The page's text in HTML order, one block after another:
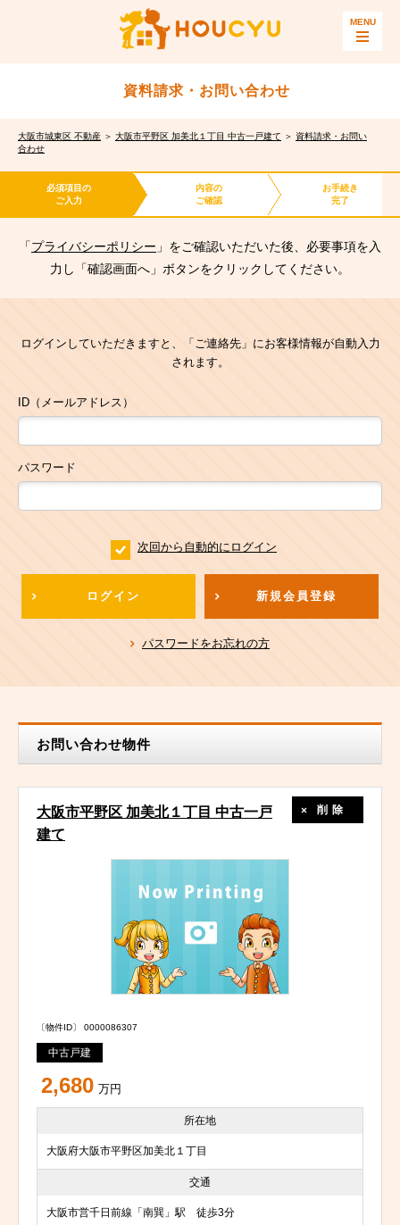
資料請求・お問い合わせ
大阪市城東区 不動産 ＞ 大阪市平野区 加美北１丁目 中古一戸建て ＞ 資料請求・お問い
合わせ
必須項目の
ご入力
内容の
ご確認
お手続き
完了
「プライバシーポリシー 」をご確認いただいた後、必要事項を入
力し「確認画面へ」ボタンをクリックしてください。
ログインしていただきますと、「ご連絡先」にお客様情報が自動入力
されます。
ID（メールアドレス）
パスワード
次回から自動的にログイン
ログイン 新規会員登録
パスワードをお忘れの方
お問い合わせ物件
大阪市平野区 加美北１丁目 中古一戸
建て
削除
〔物件ID〕 0000086307
中古戸建
2,680 万円
所在地
大阪府大阪市平野区加美北１丁目
交通
大阪市営千日前線「南巽」駅 徒歩3分